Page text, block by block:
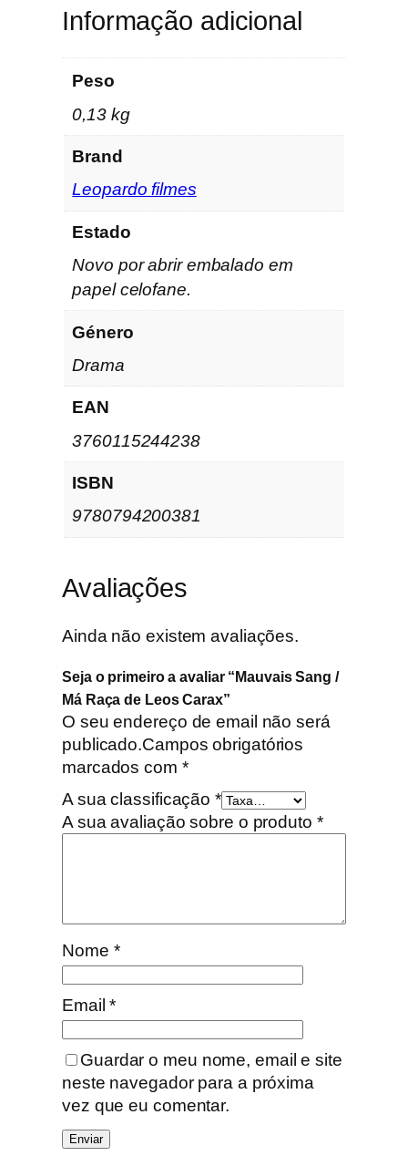
s
x
Informação adicional
Peso
0,13 kg
Brand
Leopardo filmes
Estado
Novo por abrir embalado em
papel celofane.
Género
Drama
EAN
3760115244238
ISBN
9780794200381
Avaliações
Ainda não existem avaliações.
Seja o primeiro a avaliar “Mauvais Sang /
Má Raça de Leos Carax”
O seu endereço de email não será
publicado.Campos obrigatórios
marcados com *
A sua classificação *
A sua avaliação sobre o produto *
Nome *
Email*
Guardar o meu nome, email e site
neste navegador para a próxima
vez que eu comentar.